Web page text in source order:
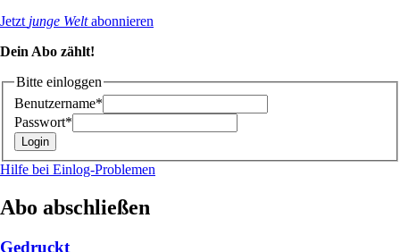
Jetzt junge Weltabonnieren
Dein Abo zählt!
Bitte einloggen
Benutzername*
Passwort*
Hilfe bei Einlog-Problemen
Abo abschließen
Gedruckt